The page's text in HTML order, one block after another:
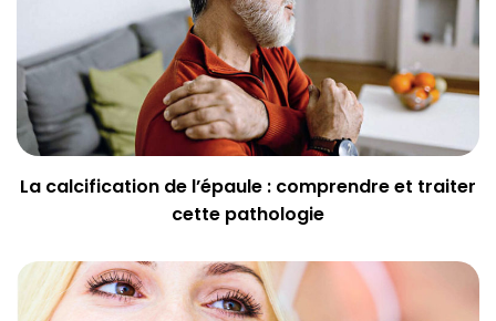
La calcification de l’épaule : comprendre et traiter
cette pathologie